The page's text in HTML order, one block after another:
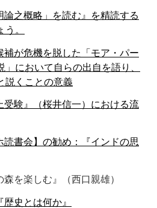
論之概略」を読む』を精読する
。
補が危機を脱した「モア・パー
において自らの出自を語り、
説くことの意義
受験』（桜井信一）における流
読書会】の勧め：『インドの思
森を楽しむ』（西口親雄）
史とは何か』